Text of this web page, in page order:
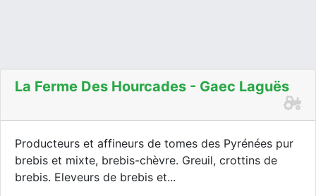
La Ferme Des Hourcades - Gaec Laguës
Producteurs et affineurs de tomes des Pyrénées pur
brebis et mixte, brebis-chèvre. Greuil, crottins de
brebis. Eleveurs de brebis et...